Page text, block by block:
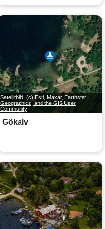
Satellitbild: (c) Esri, Maxar, Earthstar
Geographics, and the GIS User
Community
Gökalv